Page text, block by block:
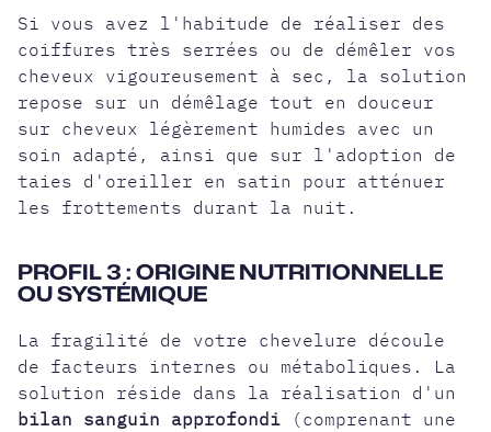
Si vous avez l'habitude de réaliser des
coiffures très serrées ou de démêler vos
cheveux vigoureusement à sec, la solution
repose sur un démêlage tout en douceur
sur cheveux légèrement humides avec un
soin adapté, ainsi que sur l'adoption de
taies d'oreiller en satin pour atténuer
les frottements durant la nuit.
PROFIL 3 : ORIGINE NUTRITIONNELLE
OU SYSTÉMIQUE
La fragilité de votre chevelure découle
de facteurs internes ou métaboliques. La
solution réside dans la réalisation d'un
bilan sanguin approfondi (comprenant une